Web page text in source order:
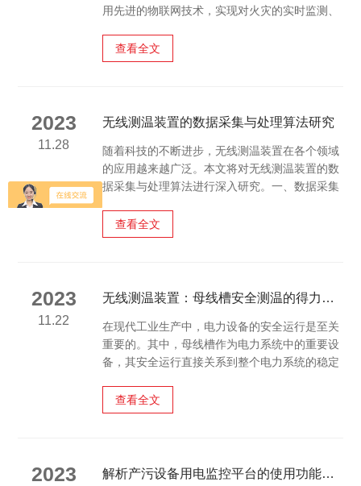
用先进的物联网技术，实现对火灾的实时监测、
援效率。本文将介绍该系统的基本原理、优势以
及应用场景。一、基本原理：物联网消防远程监
和预警。系统主要由前端设备（如温度传感器、
集现场数据，通过无线通信网络上传至后端服务
器，服务器对数据进...
查看全文
2023
11.28
无线测温装置的数据采集与处理算法研究
随着科技的不断进步，无线测温装置在各个领域
的应用越来越广泛。本文将对无线测温装置的数
据采集与处理算法进行深入研究。一、数据采集
度信息转换为电信号，再通过无线传输方式将信
号发送到接收器。传感器采集的数据包括温度、
处理1.数据清洗由于传感器采集的数据中可能存
洗。数据清洗的目的是去除重复、错误或不完整
的数据，以确保数...
查看全文
2023
11.22
无线测温装置：母线槽安全测温的得力助手
在现代工业生产中，电力设备的安全运行是至关
重要的。其中，母线槽作为电力系统中的重要设
备，其安全运行直接关系到整个电力系统的稳定
进行定期的检测和维护。而红外测温采集器，就
是这样一种能够有效帮助我们进行母线槽安全测
物体发出的红外辐射能量，经过内部的处理和计
查看全文
2023 解析产污设备用电监控平台的使用功能、优势以及应用前景